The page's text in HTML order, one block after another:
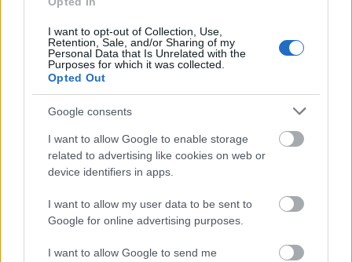
I want to opt-out of Collection, Use,
Retention, Sale, and/or Sharing of my
Personal Data that Is Unrelated with the
Purposes for which it was collected.
Opted Out
Google consents
I want to allow Google to enable storage
related to advertising like cookies on web or
device identifiers in apps.
I want to allow my user data to be sent to
Google for online advertising purposes.
I want to allow Google to send me
Καραμέρος ΦΩΤΟ